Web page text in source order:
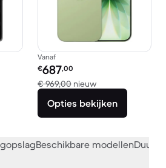
met € 756,00 nieuw
Vanaf
Refurbished prijs:
€687,00
€ 969,00 nieuwVergeleken met
Opties bekijken
Beschikbare modellen